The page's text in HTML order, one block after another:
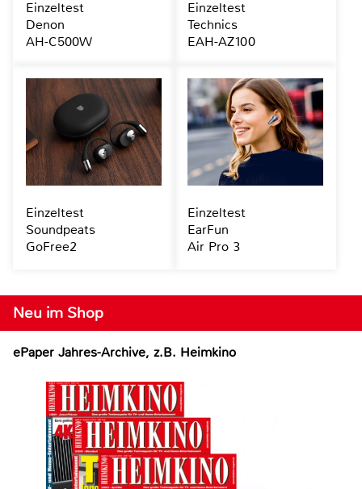
Neu im Shop
ePaper Jahres-Archive, z.B. Heimkino
Einzeltest
Denon
AH-C500W
Einzeltest
Technics
EAH-AZ100
Einzeltest
Soundpeats
GoFree2
Einzeltest
EarFun
Air Pro 3